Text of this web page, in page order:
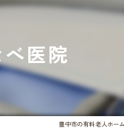
院
ーム
ション
医院
豊中市の有料老人ホー